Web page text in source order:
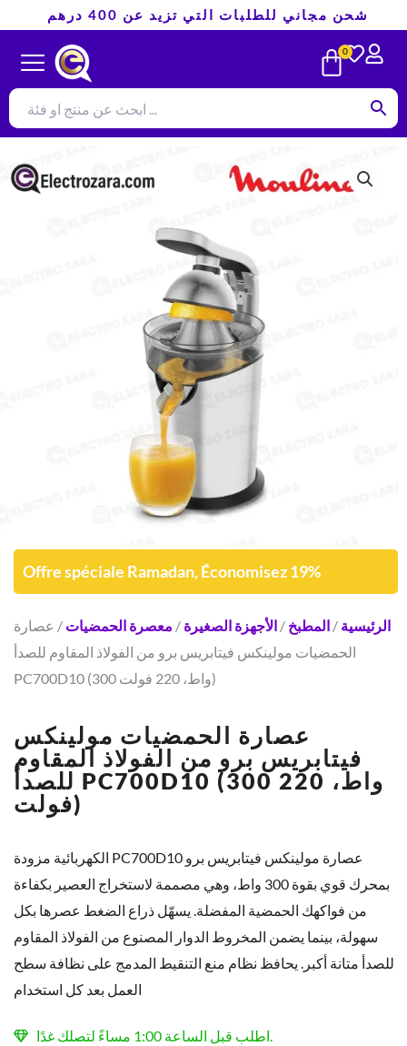
المحتوى
شحن مجاني للطلبات التي تزيد عن 400 درهم
0
CART
Offre spéciale Ramadan, Économisez 19%
الرئيسية / المطبخ / الأجهزة الصغيرة / معصرة الحمضيات / عصارة
الحمضيات مولينكس فيتابريس برو من الفولاذ المقاوم للصدأ
PC700D10 (300 واط، 220 فولت)
عصارة الحمضيات مولينكس
فيتابريس برو من الفولاذ المقاوم
للصدأ PC700D10 (300 واط، 220
فولت)
عصارة مولينكس فيتابريس برو PC700D10 الكهربائية مزودة
بمحرك قوي بقوة 300 واط، وهي مصممة لاستخراج العصير بكفاءة
من فواكهك الحمضية المفضلة. يسهّل ذراع الضغط عصرها بكل
سهولة، بينما يضمن المخروط الدوار المصنوع من الفولاذ المقاوم
للصدأ متانة أكبر. يحافظ نظام منع التنقيط المدمج على نظافة سطح
العمل بعد كل استخدام
اطلب قبل الساعة 1:00 مساءً لتصلك غدًا.